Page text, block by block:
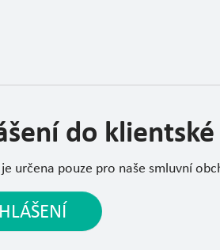
do klientské
určena pouze pro naše smluvní